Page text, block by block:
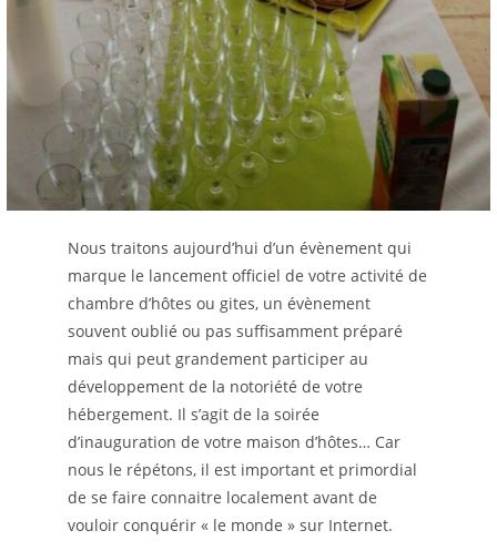
Nous traitons aujourd’hui d’un évènement qui
marque le lancement officiel de votre activité de
chambre d’hôtes ou gites, un évènement
souvent oublié ou pas suffisamment préparé
mais qui peut grandement participer au
développement de la notoriété de votre
hébergement. Il s’agit de la soirée
d’inauguration de votre maison d’hôtes… Car
nous le répétons, il est important et primordial
de se faire connaitre localement avant de
vouloir conquérir « le monde » sur Internet.